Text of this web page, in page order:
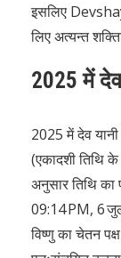
इसलिए
लिए अत्यन्त
2025 में
2025 में देव
(एकादशी तिथि
अनुसार तिथि का
09:14 PM, 6
विष्णु का चेतन